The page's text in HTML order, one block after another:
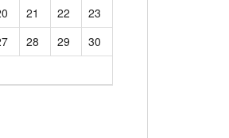
21 22
23
28 29
30